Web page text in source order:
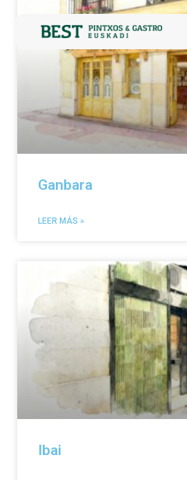
Ganbara
LEER MÁS »
Ibai